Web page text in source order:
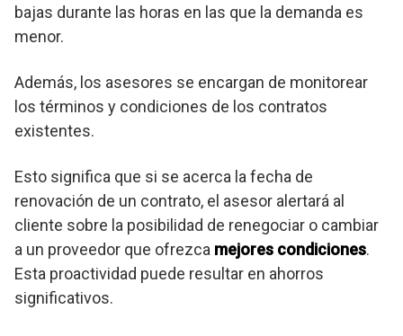
bajas durante las horas en las que la demanda es
menor.
Además, los asesores se encargan de monitorear
los términos y condiciones de los contratos
existentes.
Esto significa que si se acerca la fecha de
renovación de un contrato, el asesor alertará al
cliente sobre la posibilidad de renegociar o cambiar
a un proveedor que ofrezca mejores condiciones.
Esta proactividad puede resultar en ahorros
significativos.